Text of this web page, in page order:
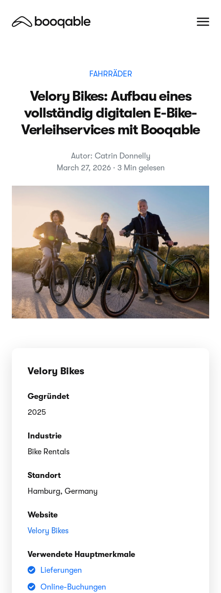
FAHRRÄDER
Velory Bikes: Aufbau eines
vollständig digitalen E-Bike-
Verleihservices mit Booqable
Autor: Catrin Donnelly
March 27, 2026 · 3 Min gelesen
Velory Bikes
Gegründet
2025
Industrie
Bike Rentals
Standort
Hamburg, Germany
Website
Velory Bikes
Verwendete Hauptmerkmale
Lieferungen
Online-Buchungen